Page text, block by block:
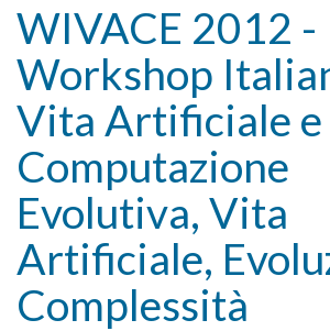
WIVACE 2012 -
Workshop
Vita Artificiale e
Computazione
Evolutiva, Vita
Artificiale,
Complessità